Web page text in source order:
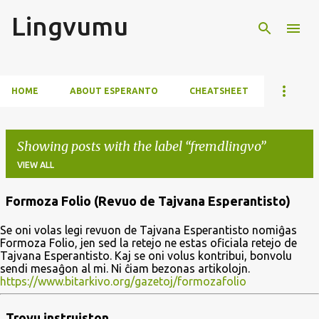
Lingvumu
HOME ABOUT ESPERANTO CHEATSHEET
Showing posts with the label fremdlingvo
VIEW ALL
o
s
t
s
Formoza Folio (Revuo de Tajvana Esperantisto)
Se oni volas legi revuon de Tajvana Esperantisto nomiĝas
Formoza Folio, jen sed la retejo ne estas oficiala retejo de
Tajvana Esperantisto. Kaj se oni volus kontribui, bonvolu
sendi mesaĝon al mi. Ni ĉiam bezonas artikolojn.
https://www.bitarkivo.org/gazetoj/formozafolio